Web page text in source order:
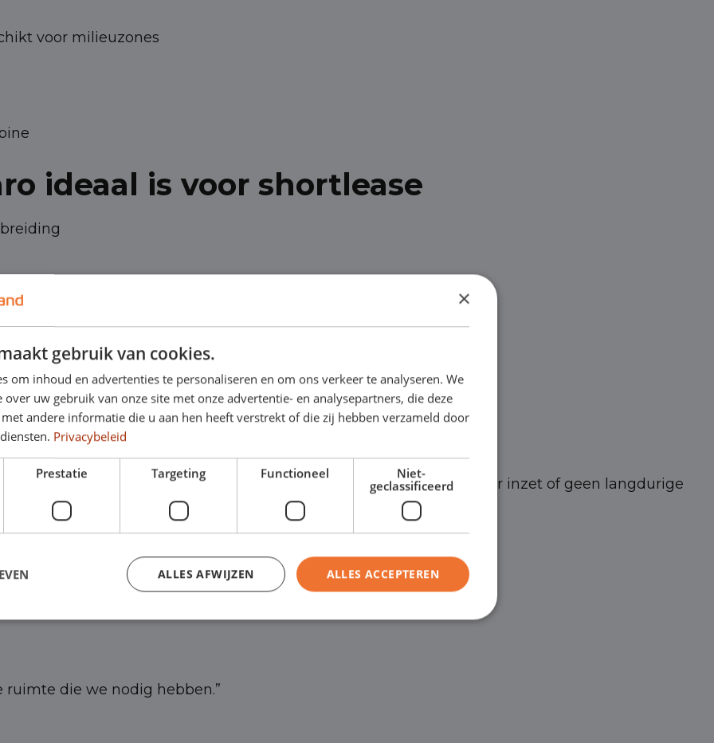
voor milieuzones
ideaal is voor shortlease
nodig hebt, piekdrukte wilt opvangen, een nieuwe medewerker inzet of geen langdurige
je van flexibele contracten die tussentijds aanpasbaar zijn.
die we nodig hebben.”
×
gebruik van cookies.
om inhoud en advertenties te personaliseren en om ons verkeer te analyseren. We
uw gebruik van onze site met onze advertentie- en analysepartners, die deze
andere informatie die u aan hen heeft verstrekt of die zij hebben verzameld door
Privacybeleid
Prestatie Targeting Functioneel
Niet-
geclassificeerd
ALLES ACCEPTEREN
ALLES AFWIJZEN